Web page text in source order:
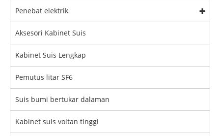
Penebat elektrik
Aksesori Kabinet Suis
Kabinet Suis Lengkap
Pemutus litar SF6
Suis bumi bertukar dalaman
Kabinet suis voltan tinggi